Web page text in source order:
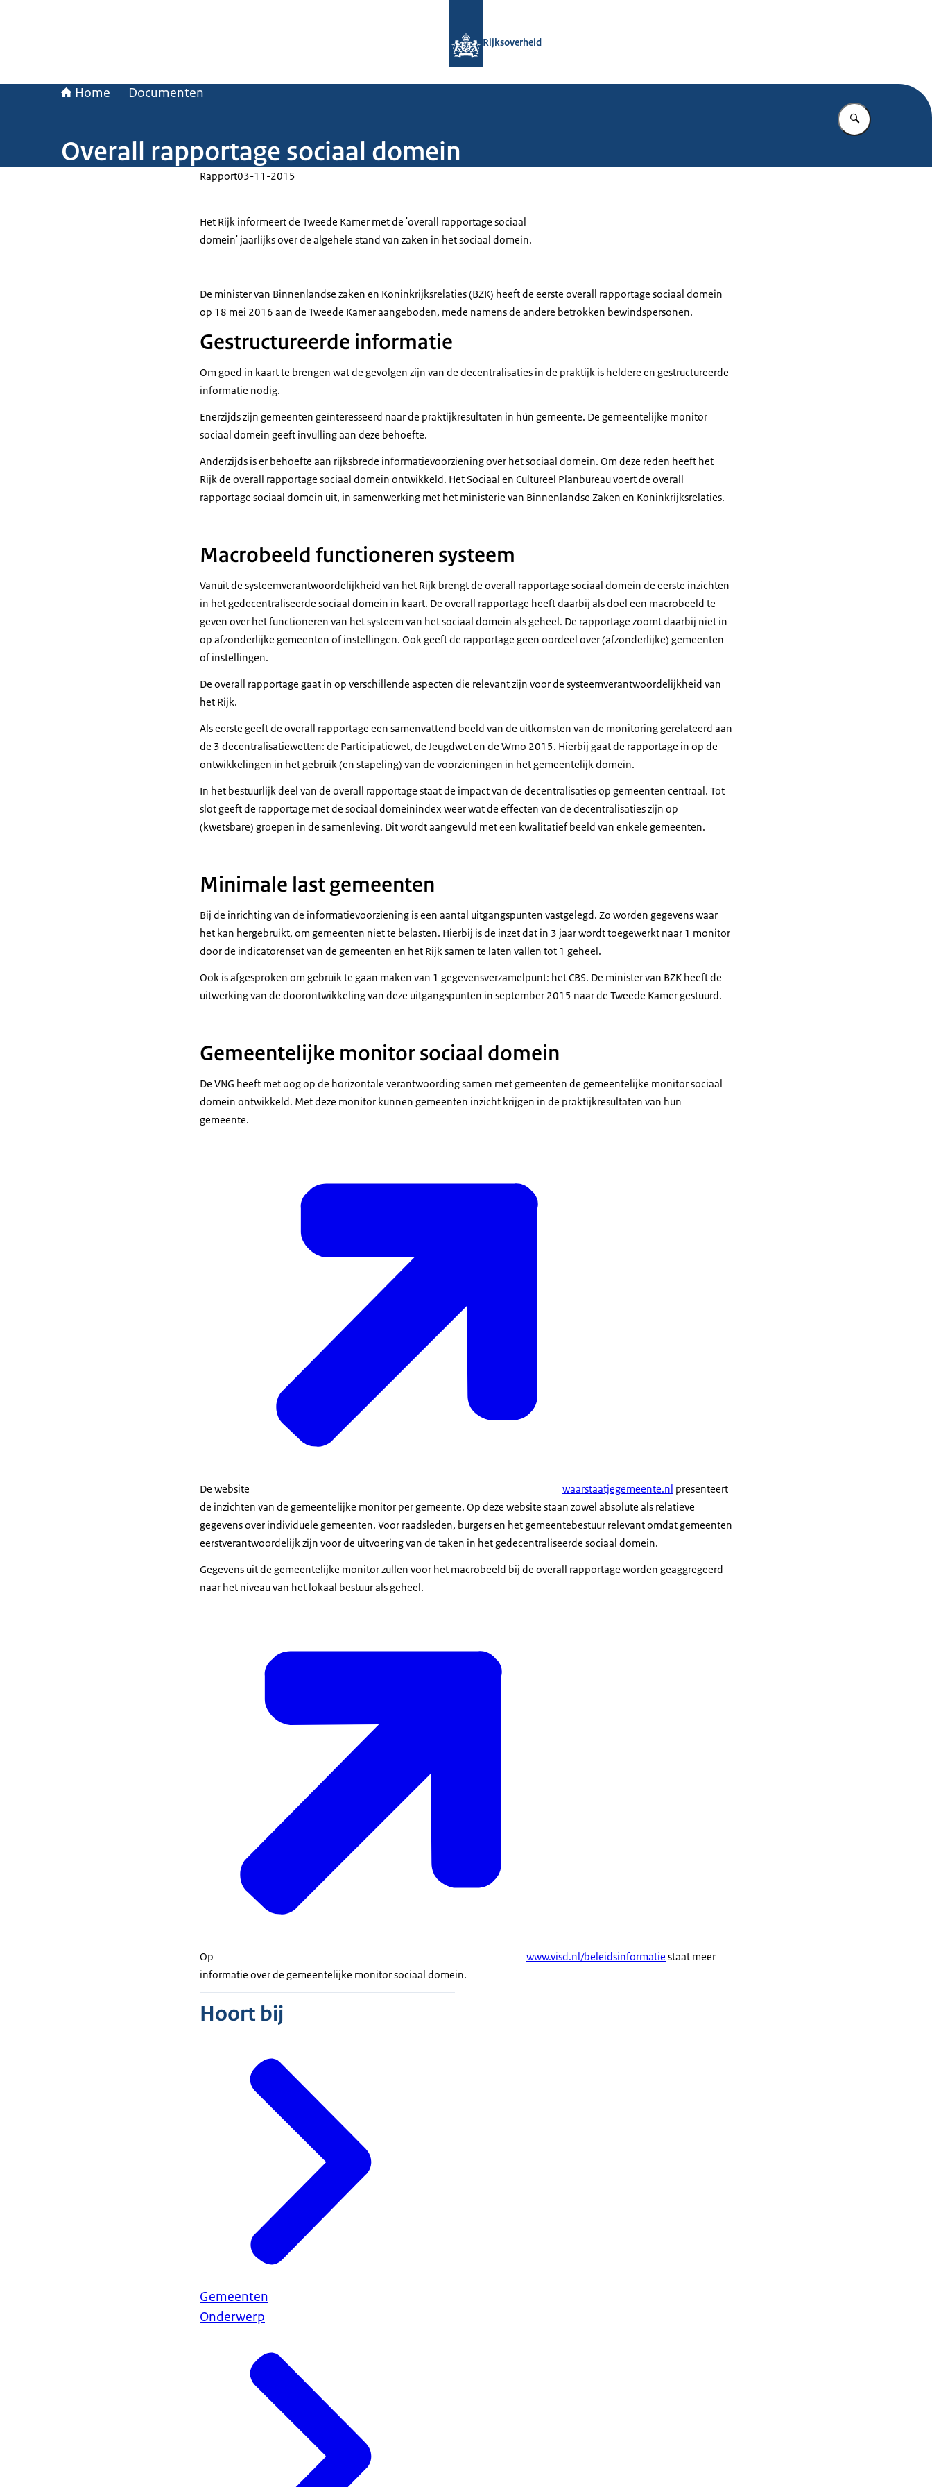
Rijksoverheid
Home Documenten
Vul in wat u
Overall rapportage sociaal domein
Rapport03-11-2015
Het Rijk informeert de Tweede Kamer met de 'overall rapportage sociaal
domein' jaarlijks over de algehele stand van zaken in het sociaal domein.
De minister van Binnenlandse zaken en Koninkrijksrelaties (BZK) heeft de eerste overall rapportage sociaal domein
op 18 mei 2016 aan de Tweede Kamer aangeboden, mede namens de andere betrokken bewindspersonen.
Gestructureerde informatie
Om goed in kaart te brengen wat de gevolgen zijn van de decentralisaties in de praktijk is heldere en gestructureerde
informatie nodig.
Enerzijds zijn gemeenten geïnteresseerd naar de praktijkresultaten in hún gemeente. De gemeentelijke monitor
sociaal domein geeft invulling aan deze behoefte.
Anderzijds is er behoefte aan rijksbrede informatievoorziening over het sociaal domein. Om deze reden heeft het
Rijk de overall rapportage sociaal domein ontwikkeld. Het Sociaal en Cultureel Planbureau voert de overall
rapportage sociaal domein uit, in samenwerking met het ministerie van Binnenlandse Zaken en Koninkrijksrelaties.
Macrobeeld functioneren systeem
Vanuit de systeemverantwoordelijkheid van het Rijk brengt de overall rapportage sociaal domein de eerste inzichten
in het gedecentraliseerde sociaal domein in kaart. De overall rapportage heeft daarbij als doel een macrobeeld te
geven over het functioneren van het systeem van het sociaal domein als geheel. De rapportage zoomt daarbij niet in
op afzonderlijke gemeenten of instellingen. Ook geeft de rapportage geen oordeel over (afzonderlijke) gemeenten
of instellingen.
De overall rapportage gaat in op verschillende aspecten die relevant zijn voor de systeemverantwoordelijkheid van
het Rijk.
Als eerste geeft de overall rapportage een samenvattend beeld van de uitkomsten van de monitoring gerelateerd aan
de 3 decentralisatiewetten: de Participatiewet, de Jeugdwet en de Wmo 2015. Hierbij gaat de rapportage in op de
ontwikkelingen in het gebruik (en stapeling) van de voorzieningen in het gemeentelijk domein.
In het bestuurlijk deel van de overall rapportage staat de impact van de decentralisaties op gemeenten centraal. Tot
slot geeft de rapportage met de sociaal domeinindex weer wat de effecten van de decentralisaties zijn op
(kwetsbare) groepen in de samenleving. Dit wordt aangevuld met een kwalitatief beeld van enkele gemeenten.
Minimale last gemeenten
Bij de inrichting van de informatievoorziening is een aantal uitgangspunten vastgelegd. Zo worden gegevens waar
het kan hergebruikt, om gemeenten niet te belasten. Hierbij is de inzet dat in 3 jaar wordt toegewerkt naar 1 monitor
door de indicatorenset van de gemeenten en het Rijk samen te laten vallen tot 1 geheel.
Ook is afgesproken om gebruik te gaan maken van 1 gegevensverzamelpunt: het CBS. De minister van BZK heeft de
uitwerking van de doorontwikkeling van deze uitgangspunten in september 2015 naar de Tweede Kamer gestuurd.
Gemeentelijke monitor sociaal domein
De VNG heeft met oog op de horizontale verantwoording samen met gemeenten de gemeentelijke monitor sociaal
domein ontwikkeld. Met deze monitor kunnen gemeenten inzicht krijgen in de praktijkresultaten van hun
gemeente.
De website waarstaatjegemeente.nl presenteert
de inzichten van de gemeentelijke monitor per gemeente. Op deze website staan zowel absolute als relatieve
gegevens over individuele gemeenten. Voor raadsleden, burgers en het gemeentebestuur relevant omdat gemeenten
eerstverantwoordelijk zijn voor de uitvoering van de taken in het gedecentraliseerde sociaal domein.
Gegevens uit de gemeentelijke monitor zullen voor het macrobeeld bij de overall rapportage worden geaggregeerd
naar het niveau van het lokaal bestuur als geheel.
Op www.visd.nl/beleidsinformatie staat meer
informatie over de gemeentelijke monitor sociaal domein.
Hoort bij
Gemeenten
Onderwerp